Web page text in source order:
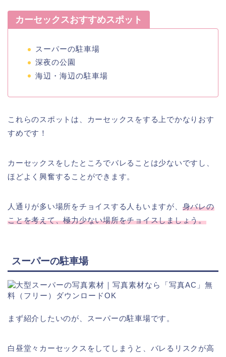
カーセックスおすすめスポット
スーパーの駐車場
深夜の公園
海辺・海辺の駐車場
これらのスポットは、カーセックスをする上でかなりおす
すめです！
カーセックスをしたところでバレることは少ないですし、
ほどよく興奮することができます。
人通りが多い場所をチョイスする人もいますが、 身バレの
ことを考えて、極力少ない場所をチョイスしましょう。
スーパーの駐車場
まず紹介したいのが、スーパーの駐車場です。
白昼堂々カーセックスをしてしまうと、バレるリスクが高